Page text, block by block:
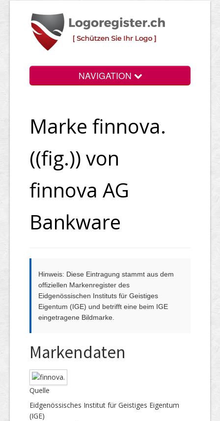
NAVIGATION
Login
Preise
Rechtliche Infos
Marke finnova.
((fig.)) von
finnova AG
Bankware
Hinweis: Diese Eintragung stammt aus dem
offiziellen Markenregister des
Eidgenössischen Instituts für Geistiges
Eigentum (IGE) und betrifft eine beim IGE
eingetragene Bildmarke.
Markendaten
Quelle
Eidgenössisches Institut für Geistiges Eigentum
(IGE)